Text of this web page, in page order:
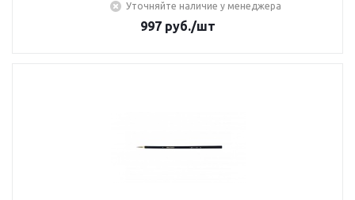
Уточняйте наличие у менеджера
997 руб./шт